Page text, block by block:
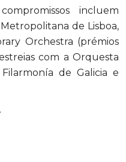
incluem
de Lisboa,
Orchestra (prémios
com a Orquesta
de Galicia e